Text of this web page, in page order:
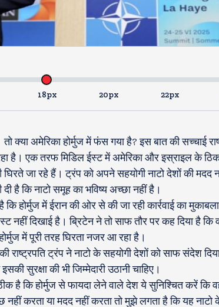
18px 20px 22px
क्या अमेरिका होर्मुज में फंस गया है? इस बात की सच्चाई
है। एक तरफ मिडिल ईस्ट में अमेरिका और इस्राइल के
जा रहे हैं। ट्रंप को अपने सहयोगी नाटो देशों की मदद
है कि नाटो समूह का भविष्य अच्छा नहीं है।
होर्मुज में ईरान की ओर से की जा रही कार्रवाई का
नहीं दिखाई है। ब्रिटेन ने तो साफ तौर पर कह दिया है
में पूरी तरह घिरता नजर आ रहा है।
राष्ट्रपति ट्रंप ने नाटो के सहयोगी देशों को साफ संदेश
सुरक्षा की भी जिम्मेदारी उठानी चाहिए।
है कि होर्मुज से फायदा लेने वाले देश ये सुनिश्चित करें कि
करता या मदद नहीं करता तो मुझे लगता है कि यह नाटो